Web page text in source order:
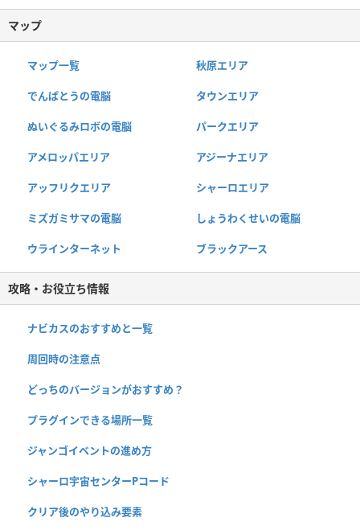
マップ
マップ一覧 秋原エリア
でんぱとうの電脳 タウンエリア
ぬいぐるみロボの電脳 パークエリア
アメロッパエリア アジーナエリア
アッフリクエリア シャーロエリア
ミズガミサマの電脳 しょうわくせいの電脳
ウラインターネット ブラックアース
攻略・お役立ち情報
ナビカスのおすすめと一覧
周回時の注意点
どっちのバージョンがおすすめ？
プラグインできる場所一覧
ジャンゴイベントの進め方
シャーロ宇宙センターPコード
クリア後のやり込み要素